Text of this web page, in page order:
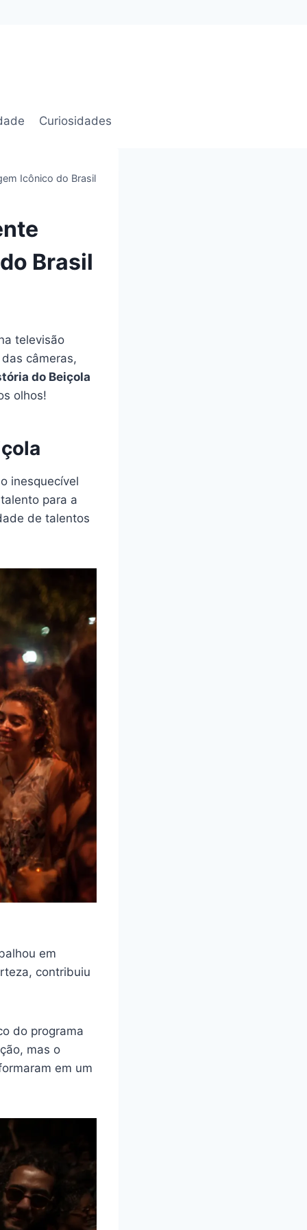
Curiosidades
Icônico do Brasil
Brasil
televisão
câmeras,
do Beiçola
olhos!
inesquecível
para a
de talentos
em
contribuiu
do programa
mas o
em um